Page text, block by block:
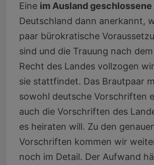
Eine im Ausland geschlossene
Deutschland dann anerkannt,
paar bürokratische
sind und die Trauung nach
Recht des Landes vollzogen
sie stattfindet. Das Brautpaar
sowohl deutsche Vorschriften
auch die Vorschriften des
es heiraten will. Zu den
Vorschriften kommen wir
noch im Detail. Der Aufwand